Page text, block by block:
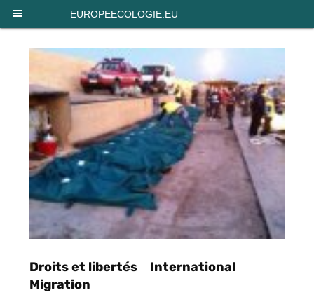
EUROPEECOLOGIE.EU
Droits et libertés
International
Migration